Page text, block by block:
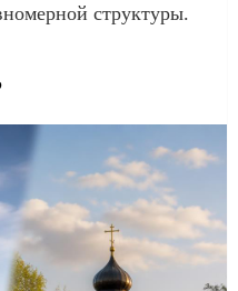
структуры.